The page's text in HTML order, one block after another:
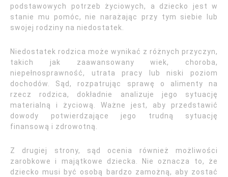
podstawowych potrzeb życiowych, a dziecko jest w
stanie mu pomóc, nie narażając przy tym siebie lub
swojej rodziny na niedostatek.
Niedostatek rodzica może wynikać z różnych przyczyn,
takich jak zaawansowany wiek, choroba,
niepełnosprawność, utrata pracy lub niski poziom
dochodów. Sąd, rozpatrując sprawę o alimenty na
rzecz rodzica, dokładnie analizuje jego sytuację
materialną i życiową. Ważne jest, aby przedstawić
dowody potwierdzające jego trudną sytuację
finansową i zdrowotną.
Z drugiej strony, sąd ocenia również możliwości
zarobkowe i majątkowe dziecka. Nie oznacza to, że
dziecko musi być osobą bardzo zamożną, aby zostać